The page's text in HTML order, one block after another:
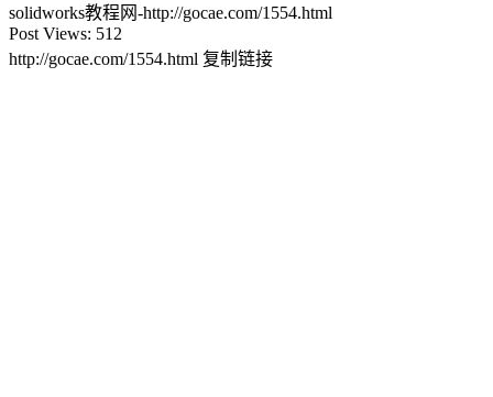
solidworks教程网-http://gocae.com/1554.html
Post Views: 512
http://gocae.com/1554.html 复制链接